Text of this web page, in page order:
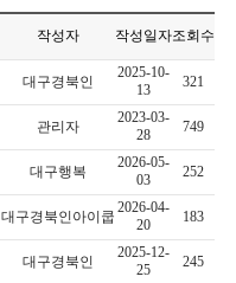
작성자 작성일자조회수
대구경북인
2025-10-
13
321
관리자
2023-03-
28
749
대구행복
2026-05-
03
252
대구경북인아이쿱
2026-04-
20
183
대구경북인
2025-12-
25
245